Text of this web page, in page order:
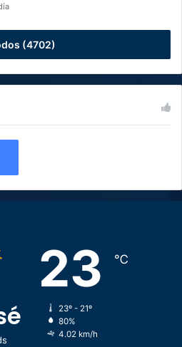
(4702)
23 ℃
23º - 21º
80%
4.02 km/h